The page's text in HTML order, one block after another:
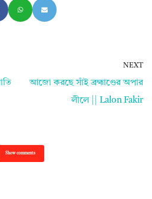
NEXT
আজো করছে সাঁই ব্রহ্মাণ্ডের অপার
লীলে || Lalon Fakir
Show comments